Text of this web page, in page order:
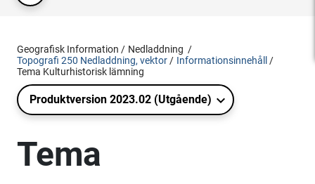
Geografisk Information
Nedladdning
Topografi 250 Nedladdning, vektor
Informationsinnehåll
Tema Kulturhistorisk lämning
Produktversion 2023.02 (Utgående)
Tema